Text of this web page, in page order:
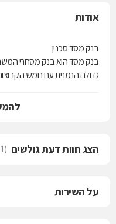
אודות
בנק מסד סכנין
בנק מסד הוא בנק מסחרי
גדולה הנמנית עם חמש
והלקוחות יכולים גם ליהנות
לבנק מסד 22
בית מכלל מגזרי האוכלוסייה
ובינוניים מקשת רחבה של
הצג חוות דעת גולשים (1 חוות דעת)
על השירות